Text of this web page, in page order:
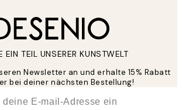
EIN TEIL UNSERER KUNSTWELT
Newsletter an und erhalte 15% Rabatt
bei deiner nächsten Bestellung!